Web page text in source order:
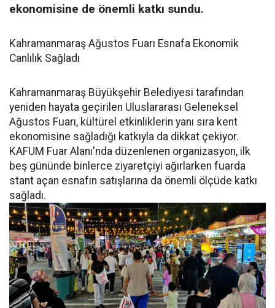
ekonomisine de önemli katkı sundu.
Kahramanmaraş Ağustos Fuarı Esnafa Ekonomik
Canlılık Sağladı
Kahramanmaraş Büyükşehir Belediyesi tarafından
yeniden hayata geçirilen Uluslararası Geleneksel
Ağustos Fuarı, kültürel etkinliklerin yanı sıra kent
ekonomisine sağladığı katkıyla da dikkat çekiyor.
KAFUM Fuar Alanı'nda düzenlenen organizasyon, ilk
beş gününde binlerce ziyaretçiyi ağırlarken fuarda
stant açan esnafın satışlarına da önemli ölçüde katkı
sağladı.